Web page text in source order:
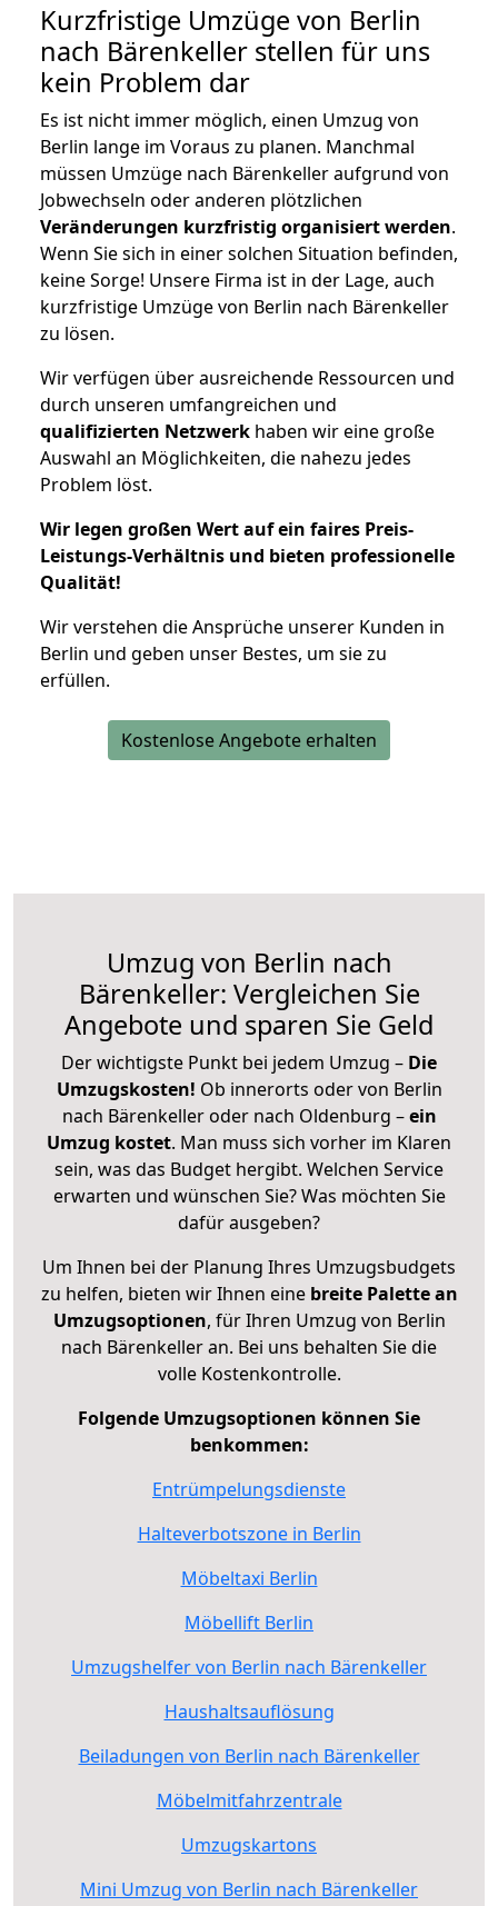
Kurzfristige Umzüge von Berlin
nach Bärenkeller stellen für uns
kein Problem dar
Es ist nicht immer möglich, einen Umzug von
Berlin lange im Voraus zu planen. Manchmal
müssen Umzüge nach Bärenkeller aufgrund von
Jobwechseln oder anderen plötzlichen
Veränderungen kurzfristig organisiert werden.
Wenn Sie sich in einer solchen Situation befinden,
keine Sorge! Unsere Firma ist in der Lage, auch
kurzfristige Umzüge von Berlin nach Bärenkeller
zu lösen.
Wir verfügen über ausreichende Ressourcen und
durch unseren umfangreichen und
qualifizierten Netzwerk haben wir eine große
Auswahl an Möglichkeiten, die nahezu jedes
Problem löst.
Wir legen großen Wert auf ein faires Preis-
Leistungs-Verhältnis und bieten professionelle
Qualität!
Wir verstehen die Ansprüche unserer Kunden in
Berlin und geben unser Bestes, um sie zu
erfüllen.
Kostenlose Angebote erhalten
Umzug von Berlin nach
Bärenkeller: Vergleichen Sie
Angebote und sparen Sie Geld
Der wichtigste Punkt bei jedem Umzug – Die
Umzugskosten! Ob innerorts oder von Berlin
nach Bärenkeller oder nach Oldenburg –ein
Umzug kostet. Man muss sich vorher im Klaren
sein, was das Budget hergibt. Welchen Service
erwarten und wünschen Sie? Was möchten Sie
dafür ausgeben?
Um Ihnen bei der Planung Ihres Umzugsbudgets
zu helfen, bieten wir Ihnen eine breite Palette an
Umzugsoptionen, für Ihren Umzug von Berlin
nach Bärenkeller an. Bei uns behalten Sie die
volle Kostenkontrolle.
Folgende Umzugsoptionen können Sie
benkommen:
Entrümpelungsdienste
Halteverbotszone in Berlin
Möbeltaxi Berlin
Möbellift Berlin
Umzugshelfer von Berlin nach Bärenkeller
Haushaltsauflösung
Beiladungen von Berlin nach Bärenkeller
Möbelmitfahrzentrale
Umzugskartons
Mini Umzug von Berlin nach Bärenkeller